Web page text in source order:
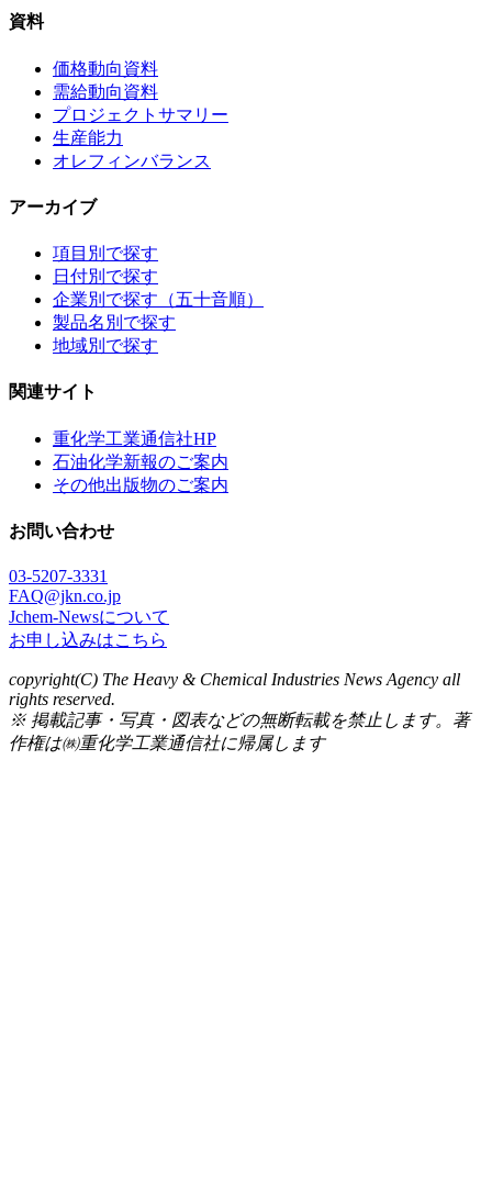
資料
価格動向資料
需給動向資料
プロジェクトサマリー
生産能力
オレフィンバランス
アーカイブ
項目別で探す
日付別で探す
企業別で探す（五十音順）
製品名別で探す
地域別で探す
関連サイト
重化学工業通信社HP
石油化学新報のご案内
その他出版物のご案内
お問い合わせ
03-5207-3331
FAQ@jkn.co.jp
Jchem-Newsについて
お申し込みはこちら
copyright(C) The Heavy & Chemical Industries News Agency all
rights reserved.
※ 掲載記事・写真・図表などの無断転載を禁止します。著
作権は㈱重化学工業通信社に帰属します